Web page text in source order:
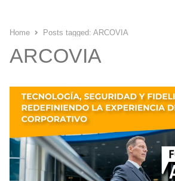
Home Posts tagged: ARCOVIA
ARCOVIA